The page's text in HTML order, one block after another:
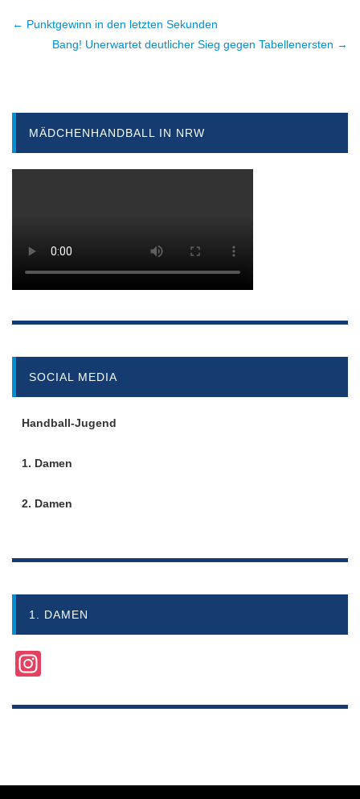
Beitragsnavigation
← Punktgewinn in den letzten Sekunden
Bang! Unerwartet deutlicher Sieg gegen Tabellenersten →
MÄDCHENHANDBALL IN NRW
SOCIAL MEDIA
Handball-Jugend
1. Damen
2. Damen
1. DAMEN